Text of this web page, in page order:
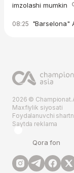
imzolashi mumkin
08:25 "Barselona"
2026 ©
Maxfiylik siyosati
Foydalanuvchi
Saytda reklama
Qora fon